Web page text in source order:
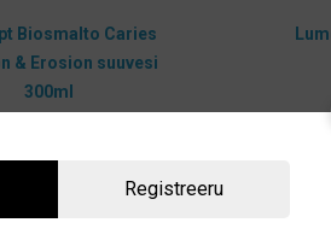
Biosmalto Caries
& Erosion suuvesi
300ml
Lisa korvi
Registreeru